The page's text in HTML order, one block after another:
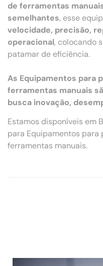
de ferramentas
semelhantes, esse
velocidade, precisão,
operacional, colocando
patamar de eficiência.
As Equipamentos para
ferramentas manuais
busca inovação,
Estamos disponíveis em
para Equipamentos
ferramentas manuais.